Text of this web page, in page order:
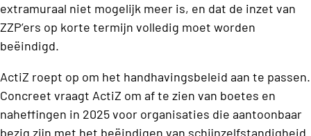
extramuraal niet mogelijk meer is, en dat de inzet van
ZZP’ers op korte termijn volledig moet worden
beëindigd.
ActiZ roept op om het handhavingsbeleid aan te passen.
Concreet vraagt ActiZ om af te zien van boetes en
naheffingen in 2025 voor organisaties die aantoonbaar
bezig zijn met het beëindigen van schijnzelfstandigheid.